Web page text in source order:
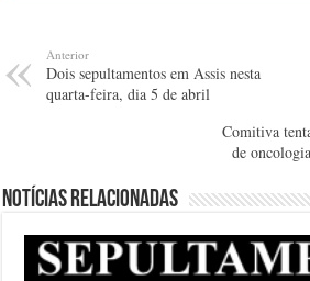
Anterior
Dois sepultamentos em Assis nesta
quarta-feira, dia 5 de abril
Comitiva
de
Notícias relacionadas